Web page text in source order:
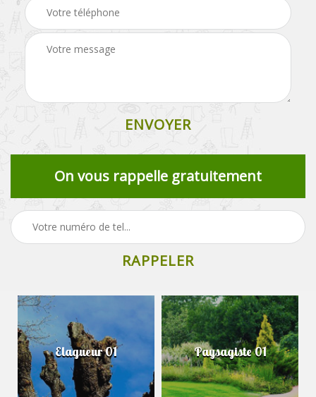
On vous rappelle gratuitement
Elagueur 01 Paysagiste 01